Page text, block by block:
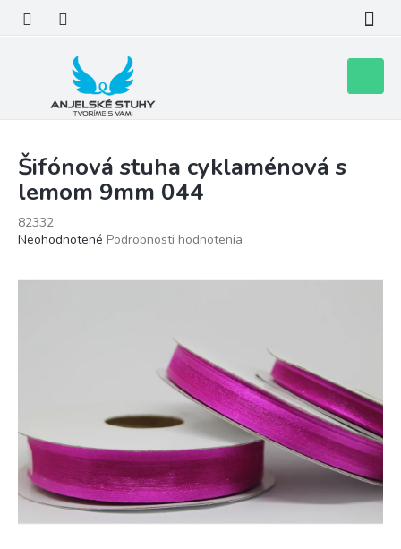
obsah
košík
Šifónová stuha cyklaménová s
lemom 9mm 044
82332
Priemerné
Neohodnotené Podrobnosti hodnotenia